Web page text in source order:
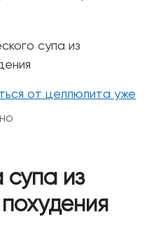
супа из
от целлюлита уже
из